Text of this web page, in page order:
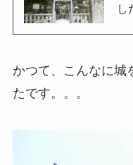
し
かつて、こんなに城
たです。。。